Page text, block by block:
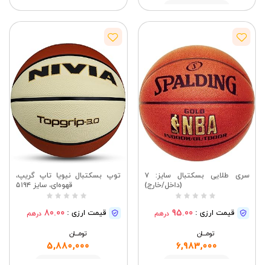
مشاهده
سری طلایی بسکتبال سایز: ۷
(داخل/خارج)
قیمت ارزی : 95.00 درهم
تومــــــان
6,983,000
توپ بسکتبال نیویا تاپ گریپ،
قهوه‌ای، سایز ۵۱۹۴
قیمت ارزی : 80.00 درهم
تومــــــان
5,880,000